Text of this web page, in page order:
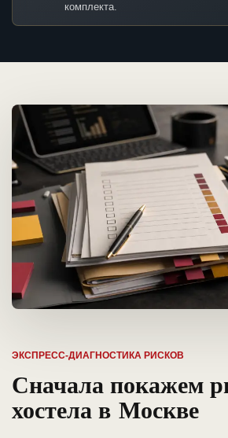
комплекта.
ЭКСПРЕСС-ДИАГНОСТИКА РИСКОВ
Сначала покажем
хостела в Москве